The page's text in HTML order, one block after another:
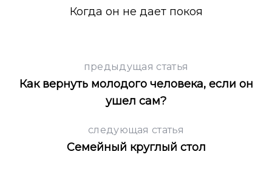
Когда он не дает покоя
предыдущая статья
Как вернуть молодого человека, если он
ушел сам?
следующая статья
Семейный круглый стол